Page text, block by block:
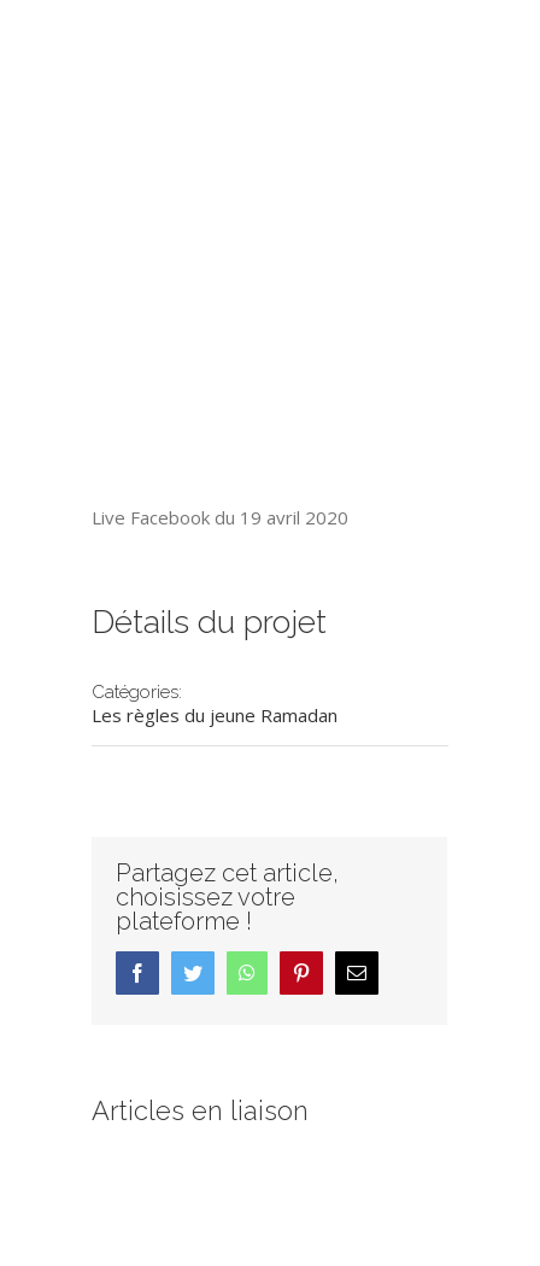
Live Facebook du 19 avril 2020
Détails du projet
Catégories:
Les règles du jeune Ramadan
Partagez cet article,
choisissez votre
plateforme !
facebooktwitter whatsapppinterestEmail
Articles en liaison